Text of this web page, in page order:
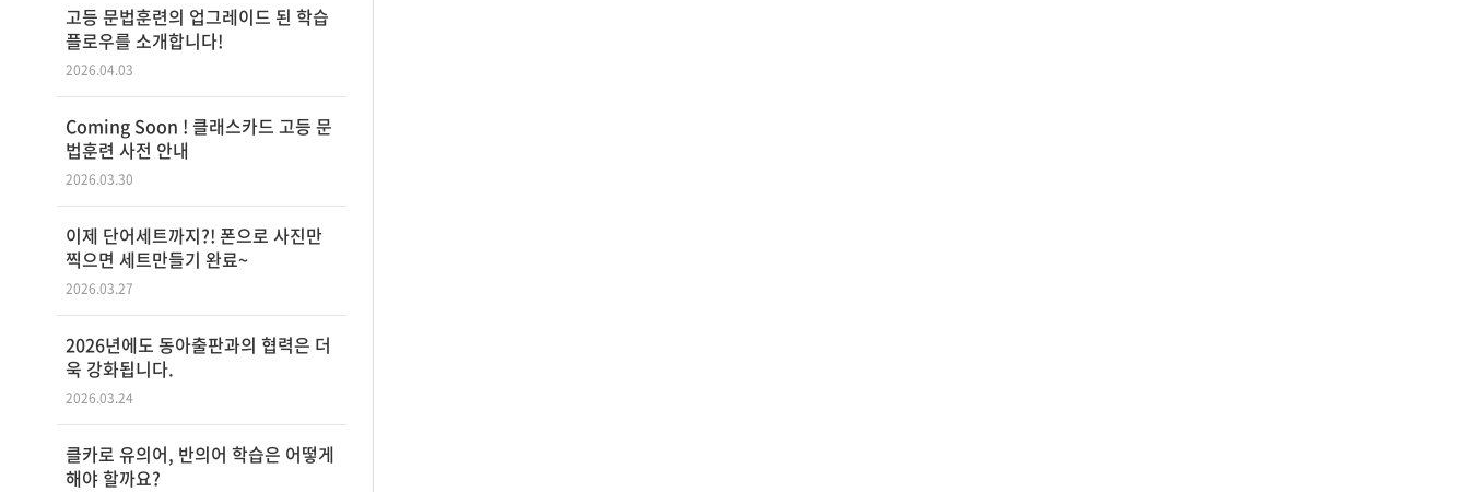
고등 문법훈련의 업그레이드 된 학습
플로우를 소개합니다!
2026.04.03
Coming Soon ! 클래스카드 고등 문
법훈련 사전 안내
2026.03.30
이제 단어세트까지?! 폰으로 사진만
찍으면 세트만들기 완료~
2026.03.27
2026년에도 동아출판과의 협력은 더
욱 강화됩니다.
2026.03.24
클카로 유의어, 반의어 학습은 어떻게
해야 할까요?